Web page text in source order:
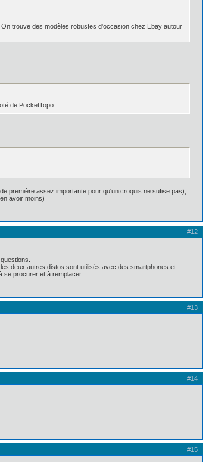
trouve des modèles robustes d'occasion chez Ebay autour
de PocketTopo.
première assez importante pour qu'un croquis ne sufise pas),
avoir moins)
#12
deux autres distos sont utilisés avec des smartphones et
se procurer et à remplacer.
#13
#14
#15